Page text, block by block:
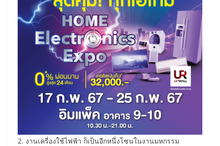
2. งานเครื่องใช้ไฟฟ้า ก็เป็นอีกหนึ่งโซนในงานมหกรรม